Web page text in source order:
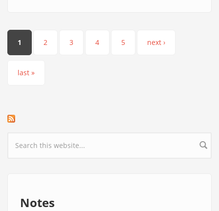
Pages
1 2 3 4 5 next ›
last »
Search form
Notes